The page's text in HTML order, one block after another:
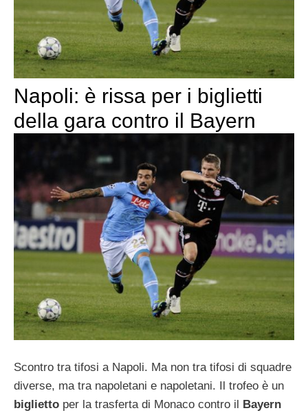
Napoli: è rissa per i biglietti
della gara contro il Bayern
Scontro tra tifosi a Napoli. Ma non tra tifosi di squadre
diverse, ma tra napoletani e napoletani. Il trofeo è un
biglietto per la trasferta di Monaco contro il Bayern